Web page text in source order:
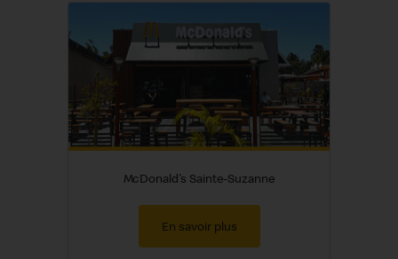
McDonald's Sainte-Suzanne
En savoir plus